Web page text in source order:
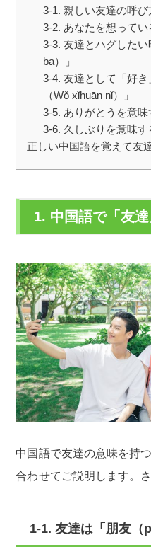
3-1. 親しい友達の呼び
3-2. あなたを想ってい
3-3. 友達とハグした
ba）」
3-4. 友達として「好
（Wǒ xǐhuān nǐ）」
3-5. ありがとうを意味
3-6. 久しぶりを意味す
正しい中国語を覚えて友
1. 中国語で「友
中国語で友達の意味を持
合わせてご説明します。
1-1. 友達は「朋友（